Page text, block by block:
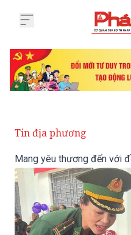
Tin địa phương
Mang yêu thương đến với